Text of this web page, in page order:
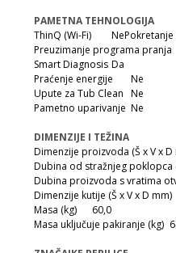
PAMETNA TEHNOLOGIJA
ThinQ (Wi-Fi)
Preuzimanje programa pranja
Smart Diagnosis Da
Praćenje energije
Ne
Upute za Tub Clean Ne
Pametno uparivanje Ne
DIMENZIJE I TEŽINA
Dimenzije proizvoda (Š x V x D
Dubina od stražnjeg
Dubina proizvoda s vratima
Dimenzije kutije (Š x V x D mm)
Masa (kg)
60,0
Masa uključuje pakiranje (kg)